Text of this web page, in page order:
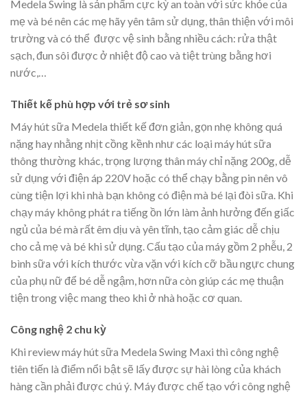
Medela Swing là sản phẩm cực kỳ an toàn với sức khỏe của
mẹ và bé nên các mẹ hãy yên tâm sử dụng, thân thiện với môi
trường và có thể được vệ sinh bằng nhiều cách: rửa thật
sạch, đun sôi được ở nhiệt độ cao và tiệt trùng bằng hơi
nước,…
Thiết kế phù hợp với trẻ sơ sinh
Máy hút sữa Medela thiết kế đơn giản, gọn nhẹ không quá
nặng hay nhằng nhịt cồng kềnh như các loại máy hút sữa
thông thường khác, trọng lượng thân máy chỉ nặng 200g, dễ
sử dụng với điện áp 220V hoặc có thể chạy bằng pin nên vô
cùng tiện lợi khi nhà bạn không có điện mà bé lại đòi sữa. Khi
chạy máy không phát ra tiếng ồn lớn làm ảnh hưởng đến giấc
ngủ của bé mà rất êm dịu và yên tĩnh, tạo cảm giác dễ chịu
cho cả mẹ và bé khi sử dụng. Cấu tạo của máy gồm 2 phễu, 2
bình sữa với kích thước vừa vặn với kích cỡ bầu ngực chung
của phụ nữ để bé dễ ngậm, hơn nữa còn giúp các mẹ thuận
tiện trong việc mang theo khi ở nhà hoặc cơ quan.
Công nghệ 2 chu kỳ
Khi review máy hút sữa Medela Swing Maxi thì công nghệ
tiên tiến là điểm nổi bật sẽ lấy được sự hài lòng của khách
hàng cần phải được chú ý. Máy được chế tạo với công nghệ